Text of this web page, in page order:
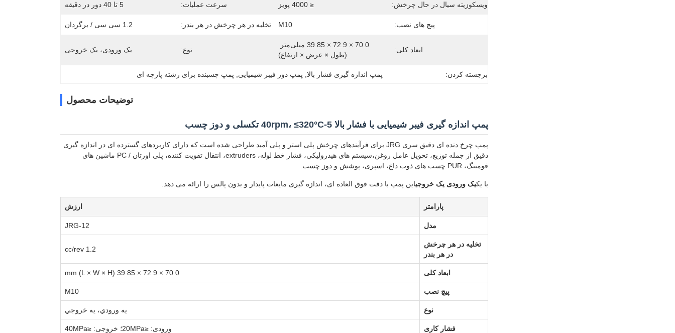
ویسکوزیته سیال در حال چرخش: ≤ 4000 پویز سرعت عملیات: 5 تا 40 دور در دقیقه
پیچ های نصب: M10 تخلیه در هر چرخش در هر بندر: 1.2 سی سی / برگردان
ابعاد کلی:
(طول × عرض × ارتفاع)
نوع: یک ورودی، یک خروجی
برجسته کردن: پمپ اندازه گیری فشار بالا پمپ دوز فیبر شیمیایی پمپ چسبنده برای رشته پارچه ای
توضیحات محصول
پمپ اندازه گیری فیبر شیمیایی با فشار بالا 5-40rpm، ≤320°C تکسلی و دوز چسب
پمپ چرخ دنده ای دقیق سری JRG برای فرآیندهای چرخش پلی استر و پلی آمید طراحی شده است که دارای کاربردهای گسترده ای در اندازه گیری
دقیق از جمله توزیع، تحویل عامل روغن،سیستم های هیدرولیکی، فشار خط لوله، extruders، انتقال تقویت کننده، پلی اورتان / PC ماشین های
فومینگ، PUR چسب های ذوب داغ، اسپری، پوشش و دوز چسب.
با یکیک ورودی یک خروجیاین پمپ با دقت فوق العاده ای، اندازه گیری مایعات پایدار و بدون پالس را ارائه می دهد.
پارامتر ارزش
مدل JRG-12
تخلیه در هر چرخش
در هر بندر
1.2 cc/rev
ابعاد کلی 70.0 × 72.9 × 39.85 mm (L × W × H)
پیچ نصب M10
نوع يه ورودي، يه خروجي
فشار کاری ورودی: ≤20MPa؛ خروجی: ≤40MPa